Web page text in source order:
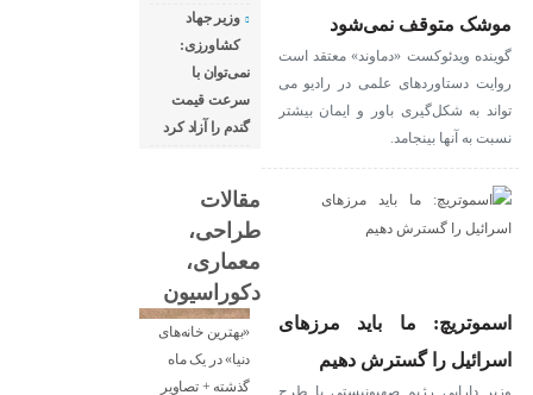
موشک متوقف نمی‌شود
گوینده ویدئوکست «دماوند» معتقد است
روایت دستاوردهای علمی در رادیو می
تواند به شکل‌گیری باور و ایمان بیشتر
نسبت به آنها بینجامد.
اسموتریچ: ما باید مرزهای
اسرائیل را گسترش دهیم
وزیر دارایی رژیم صهیونیستی با طرح
وزیر جهاد
کشاورزی:
نمی‌توان با
سرعت قیمت
گندم را آزاد کرد
مقالات
طراحی،
معماری،
دکوراسیون
«بهترین خانه‌های
دنیا» در یک ماه
گذشته + تصاویر